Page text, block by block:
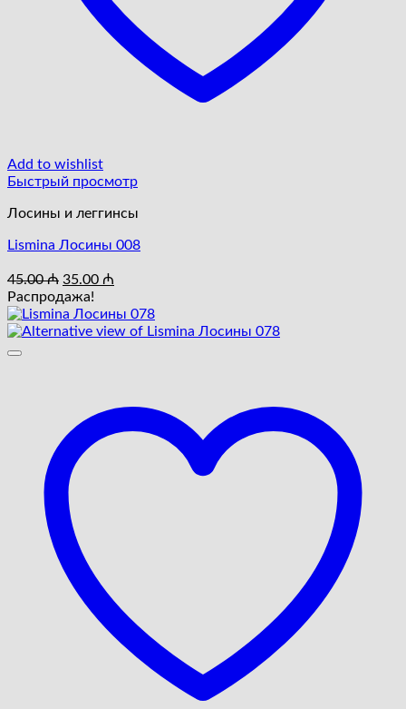
Add to wishlist
Быстрый просмотр
Лосины и леггинсы
Lismina Лосины 008
45.00₼ Первоначальная
цена
составляла
45.00 ₼.
35.00 ₼
35.00 ₼.
Распродажа!